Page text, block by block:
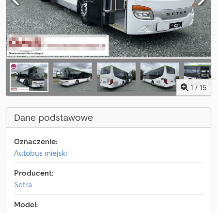
1 / 15
Dane podstawowe
Oznaczenie:
Autobus miejski
Producent:
Setra
Model: